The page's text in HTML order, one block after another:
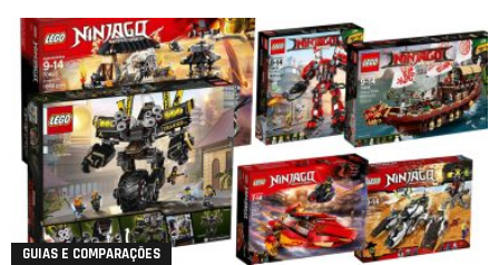
GUIAS E COMPARAÇÕES